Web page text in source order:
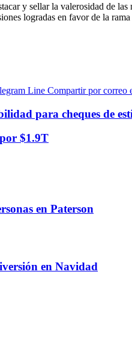
y sellar la valerosidad de
logradas en favor de la
Line Compartir por correo
para cheques de
$1.9T
en Paterson
en Navidad